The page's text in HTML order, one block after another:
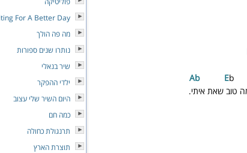
b Eb
טוב שאת איתי.
For A Better Day
מה פה הולך
נותרו שנים ספורות
שיר בנאלי
ילדי ההפקר
היום השיר שלי עצוב
כמה חם
תרנגולת כחולה
תוצרת הארץ